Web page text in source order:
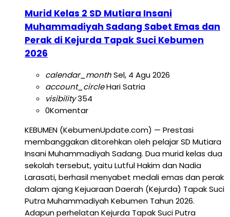
Murid Kelas 2 SD Mutiara Insani
Muhammadiyah Sadang Sabet Emas dan
Perak di Kejurda Tapak Suci Kebumen
2026
calendar_monthSel, 4 Agu 2026
account_circleHari Satria
visibility354
0Komentar
KEBUMEN (KebumenUpdate.com) — Prestasi
membanggakan ditorehkan oleh pelajar SD Mutiara
Insani Muhammadiyah Sadang. Dua murid kelas dua
sekolah tersebut, yaitu Lutful Hakim dan Nadia
Larasati, berhasil menyabet medali emas dan perak
dalam ajang Kejuaraan Daerah (Kejurda) Tapak Suci
Putra Muhammadiyah Kebumen Tahun 2026.
Adapun perhelatan Kejurda Tapak Suci Putra